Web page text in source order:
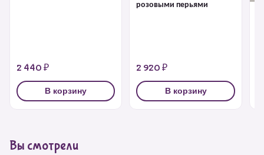
2 440 ₽
В корзину
розовыми перьями
2 920 ₽
В корзину
Вы смотрели